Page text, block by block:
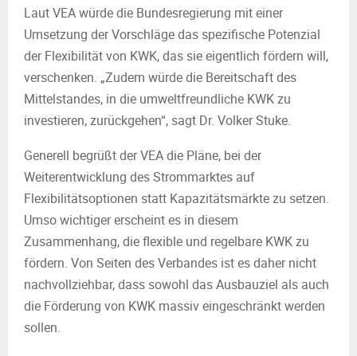
Laut VEA würde die Bundesregierung mit einer
Umsetzung der Vorschläge das spezifische Potenzial
der Flexibilität von KWK, das sie eigentlich fördern will,
verschenken. „Zudem würde die Bereitschaft des
Mittelstandes, in die umweltfreundliche KWK zu
investieren, zurückgehen“, sagt Dr. Volker Stuke.
Generell begrüßt der VEA die Pläne, bei der
Weiterentwicklung des Strommarktes auf
Flexibilitätsoptionen statt Kapazitätsmärkte zu setzen.
Umso wichtiger erscheint es in diesem
Zusammenhang, die flexible und regelbare KWK zu
fördern. Von Seiten des Verbandes ist es daher nicht
nachvollziehbar, dass sowohl das Ausbauziel als auch
die Förderung von KWK massiv eingeschränkt werden
sollen.